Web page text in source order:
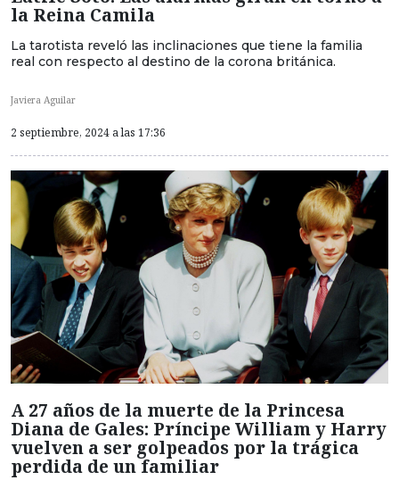
la Reina Camila
La tarotista reveló las inclinaciones que tiene la familia
real con respecto al destino de la corona británica.
Javiera Aguilar
2 septiembre, 2024 a las 17:36
A 27 años de la muerte de la Princesa
Diana de Gales: Príncipe William y Harry
vuelven a ser golpeados por la trágica
perdida de un familiar